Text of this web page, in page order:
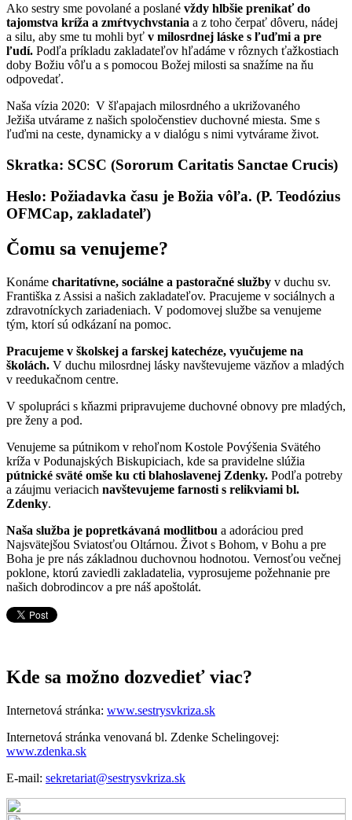
Ako sestry sme povolané a poslané vždy hlbšie prenikať do
tajomstva kríža a zmŕtvychvstania a z toho čerpať dôveru, nádej
a silu, aby sme tu mohli byť v milosrdnej láske s ľuďmi a pre
ľudí. Podľa príkladu zakladateľov hľadáme v rôznych ťažkostiach
doby Božiu vôľu a s pomocou Božej milosti sa snažíme na ňu
odpovedať.
Naša vízia 2020: V šľapajach milosrdného a ukrižovaného
Ježiša utvárame z našich spoločenstiev duchovné miesta. Sme s
ľuďmi na ceste, dynamicky a v dialógu s nimi vytvárame život.
Skratka: SCSC (Sororum Caritatis Sanctae Crucis)
Heslo: Požiadavka času je Božia vôľa. (P. Teodózius
OFMCap, zakladateľ)
Čomu sa venujeme?
Konáme charitatívne, sociálne a pastoračné služby v duchu sv.
Františka z Assisi a našich zakladateľov. Pracujeme v sociálnych a
zdravotníckych zariadeniach. V podomovej službe sa venujeme
tým, ktorí sú odkázaní na pomoc.
Pracujeme v školskej a farskej katechéze, vyučujeme na
školách. V duchu milosrdnej lásky navštevujeme väzňov a mladých
v reedukačnom centre.
V spolupráci s kňazmi pripravujeme duchovné obnovy pre mladých,
pre ženy a pod.
Venujeme sa pútnikom v rehoľnom Kostole Povýšenia Svätého
kríža v Podunajských Biskupiciach, kde sa pravidelne slúžia
pútnické sväté omše ku cti blahoslavenej Zdenky. Podľa potreby
a záujmu veriacich navštevujeme farnosti s relikviami bl.
Zdenky.
Naša služba je popretkávaná modlitbou a adoráciou pred
Najsvätejšou Sviatosťou Oltárnou. Život s Bohom, v Bohu a pre
Boha je pre nás základnou duchovnou hodnotou. Vernosťou večnej
poklone, ktorú zaviedli zakladatelia, vyprosujeme požehnanie pre
našich dobrodincov a pre náš apoštolát.
Kde sa možno dozvedieť viac?
Internetová stránka: www.sestrysvkriza.sk
Internetová stránka venovaná bl. Zdenke Schelingovej:
www.zdenka.sk
E-mail: sekretariat@sestrysvkriza.sk